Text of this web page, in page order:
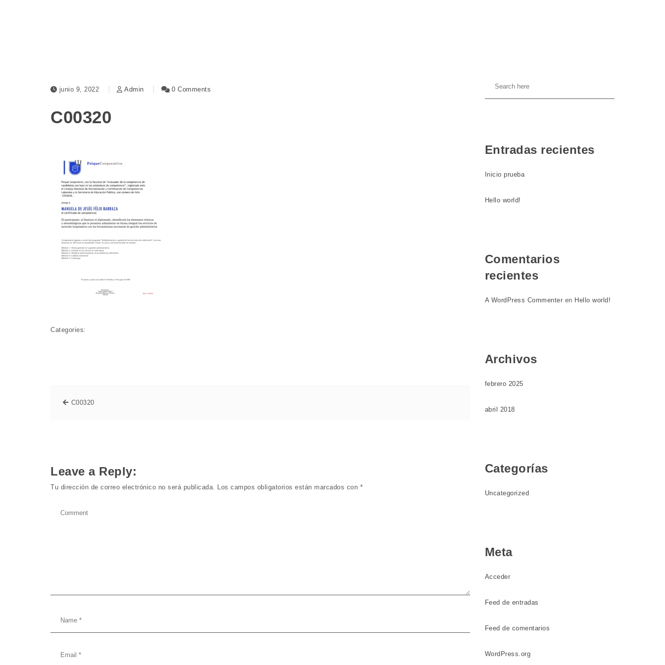
junio 9, 2022 Admin 0 Comments
C00320
Categories:
C00320
Leave a Reply:
Tu dirección de correo electrónico no será publicada. Los campos obligatorios están marcados con *
Entradas recientes
Inicio prueba
Hello world!
Comentarios
recientes
A WordPress Commenter en Hello world!
Archivos
febrero 2025
abril 2018
Categorías
Uncategorized
Meta
Acceder
Feed de entradas
Feed de comentarios
WordPress.org